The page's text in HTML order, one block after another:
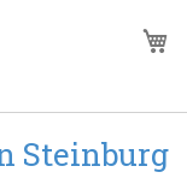
Steinburg